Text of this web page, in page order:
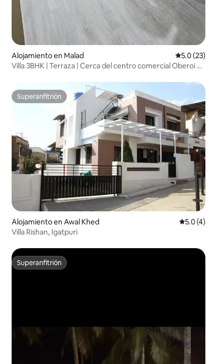
Alojamiento en Malad Calificación
5.0 (23)
Villa 3BHK | Terraza | Cerca del centro comercial Oberoi y
Superanfitrión
Superanfitrión
Alojamiento en Awal Khed
5.0 (4)
Villa Rishan, Igatpuri
Superanfitrión
Superanfitrión